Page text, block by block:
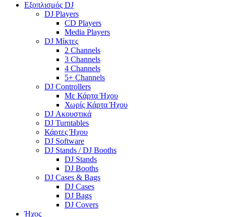
Εξοπλισμός DJ
DJ Players
CD Players
Media Players
DJ Μίκτες
2 Channels
3 Channels
4 Channels
5+ Channels
DJ Controllers
Με Κάρτα Ήχου
Χωρίς Κάρτα Ήχου
DJ Ακουστικά
DJ Turntables
Κάρτες Ήχου
DJ Software
DJ Stands / DJ Booths
DJ Stands
DJ Booths
DJ Cases & Bags
DJ Cases
DJ Bags
DJ Covers
Ήχος